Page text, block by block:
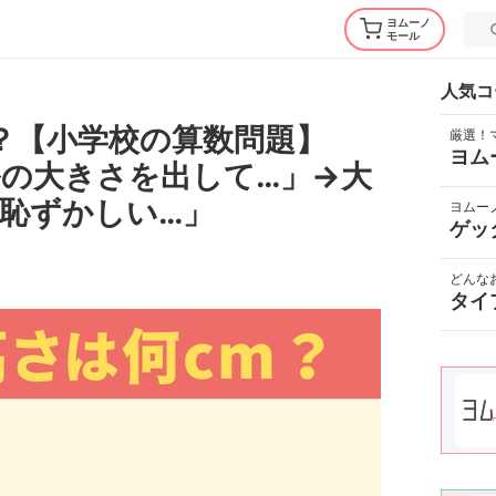
ヨムーノ
モール
小学校の算数問題】
大きさを出して…」→大
ずかしい…」
人気
厳選！
ヨム
ヨムー
ゲッ
どんな
タイ